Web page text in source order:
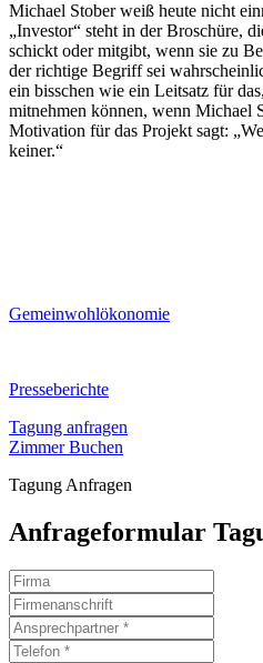
Michael Stober weiß heute nicht
„Investor“ steht in der Broschüre,
schickt oder mitgibt, wenn sie zu
der richtige Begriff sei
ein bisschen wie ein Leitsatz für
mitnehmen können, wenn Michael
Motivation für das Projekt sagt:
keiner.“
Gemeinwohlökonomie
Presseberichte
Tagung anfragen
Zimmer Buchen
Tagung Anfragen
Anfrageformular